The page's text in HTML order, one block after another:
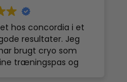
hos concordia i et
resultater. Jeg
brugt cryo som
træningspas og